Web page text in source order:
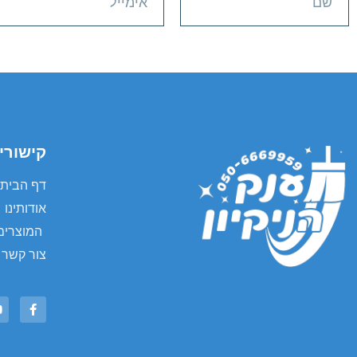
דף הבית
אודותינו
צור קשר